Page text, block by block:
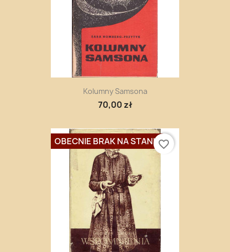
Kolumny Samsona
70,00 zł
OBECNIE BRAK NA STANIEfavorite_border